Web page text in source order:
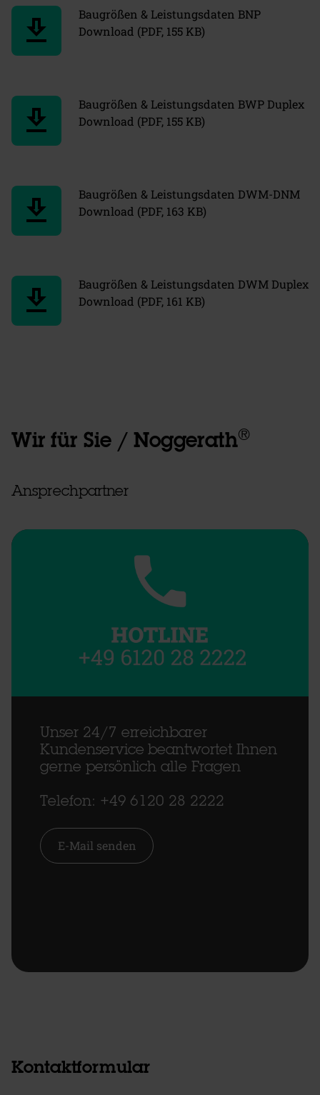
download
Baugrößen & Leistungsdaten BNP
Download (PDF, 155 KB)
download
Baugrößen & Leistungsdaten BWP Duplex
Download (PDF, 155 KB)
download
Baugrößen & Leistungsdaten DWM-DNM
Download (PDF, 163 KB)
download
Baugrößen & Leistungsdaten DWM Duplex
Download (PDF, 161 KB)
Wir für Sie / Noggerath®
Ansprechpartner
Unser 24/7 erreichbarer
Kundenservice beantwortet Ihnen
gerne persönlich alle Fragen
Telefon: +49 6120 28 2222
E-Mail senden
Kontaktformular